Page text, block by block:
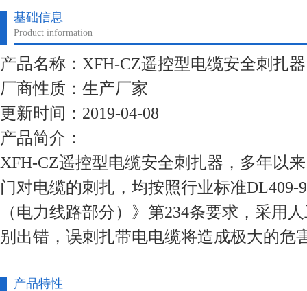
基础信息
Product information
产品名称：XFH-CZ遥控型电缆安全刺扎器
厂商性质：生产厂家
更新时间：2019-04-08
产品简介：
XFH-CZ遥控型电缆安全刺扎器，多年以
门对电缆的刺扎，均按照行业标准DL409-
（电力线路部分）》第234条要求，采用
别出错，误刺扎带电电缆将造成极大的危
产品特性